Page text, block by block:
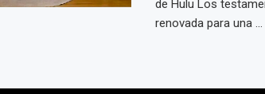
de Hulu Los
renovada para una ...